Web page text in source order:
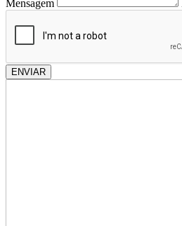
Mensagem
ENVIAR